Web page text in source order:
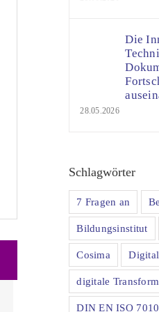
Die
28.05.2026
Schlagwörter
7 Fragen an
Bildungsinstitut
Cosima
digitale
DIN EN ISO 7010